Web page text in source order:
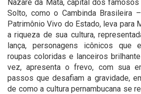
Nazaré da Mata, capital dos
Solto, como o Cambinda Brasileira
Patrimônio Vivo do Estado, leva para
a riqueza de sua cultura,
lança, personagens icônicos que
roupas coloridas e lanceiros
vez, apresenta o frevo, com sua
passos que desafiam a gravidade,
de como a cultura pernambucana se